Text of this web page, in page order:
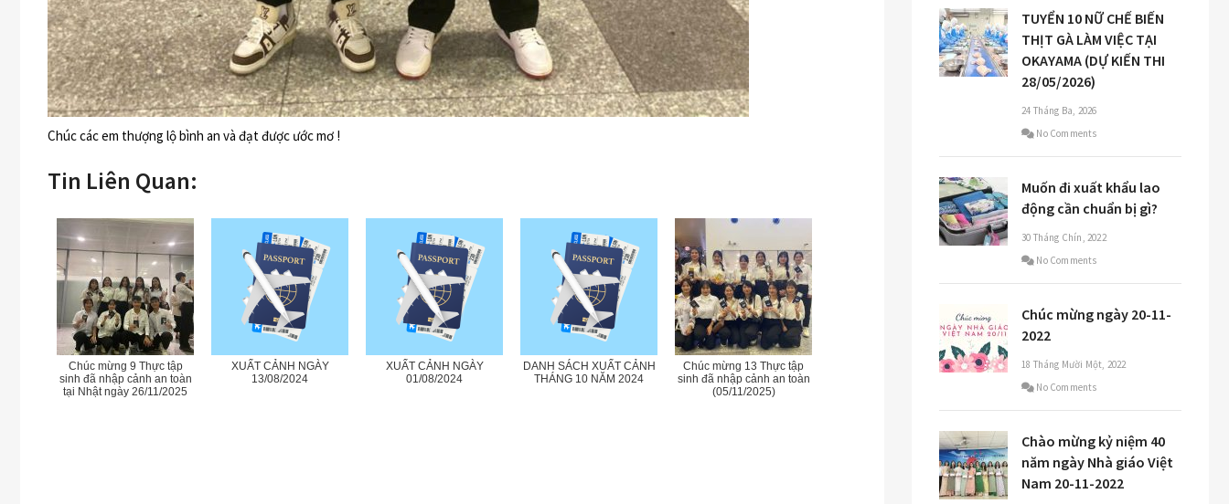
Chúc các em thượng lộ bình an và đạt được ước mơ !
Tin Liên Quan:
Chúc mừng 9 Thực tập
sinh đã nhập cảnh an toàn
tại Nhật ngày 26/11/2025
XUẤT CẢNH NGÀY
13/08/2024
XUẤT CẢNH NGÀY
01/08/2024
DANH SÁCH XUẤT CẢNH
THÁNG 10 NĂM 2024
Chúc mừng 13 Thực tập
sinh đã nhập cảnh an toàn
(05/11/2025)
TUYỂN 10 NỮ CHẾ BIẾN
THỊT GÀ LÀM VIỆC TẠI
OKAYAMA (DỰ KIẾN THI
28/05/2026)
24 Tháng Ba, 2026
No Comments
Muốn đi xuất khẩu lao
động cần chuẩn bị gì?
30 Tháng Chín, 2022
No Comments
Chúc mừng ngày 20-11-
2022
18 Tháng Mười Một, 2022
No Comments
Chào mừng kỷ niệm 40
năm ngày Nhà giáo Việt
Nam 20-11-2022